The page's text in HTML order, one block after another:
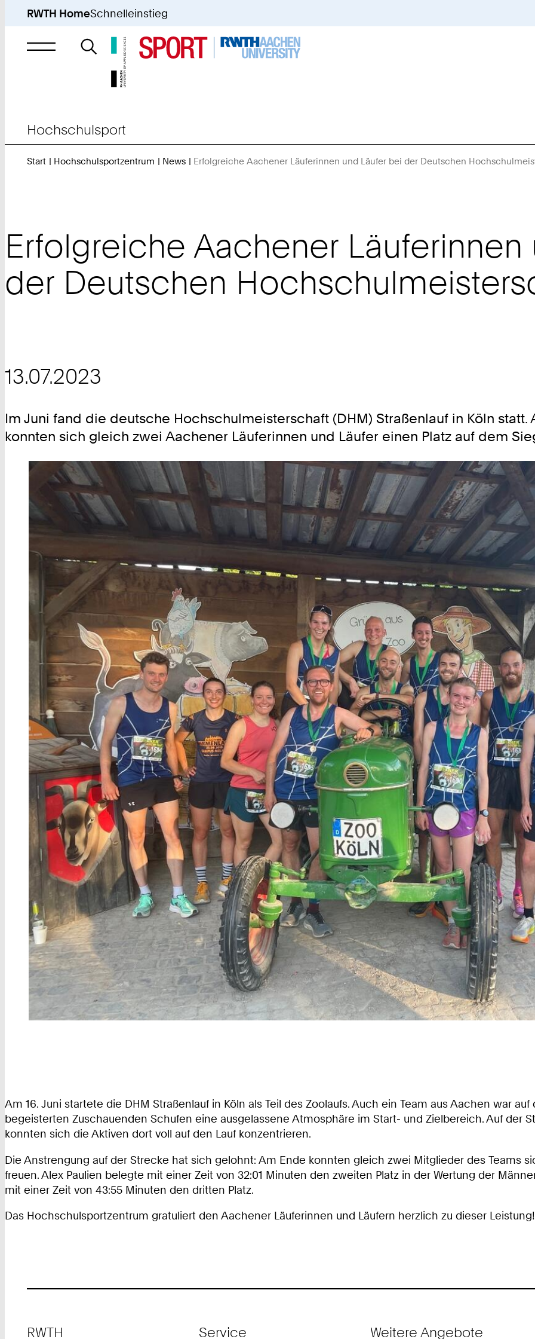
RWTH HomeSchnelleinstieg
Suche
nach
Hochschulsport
Start Hochschulsportzentrum News Erfolgreiche Aachener Läuferinnen und Läufer bei der Deutschen
Erfolgreiche Aachener Läuferinnen
der Deutschen
13.07.2023
Im Juni fand die deutsche Hochschulmeisterschaft (DHM) Straßenlauf in Köln
konnten sich gleich zwei Aachener Läuferinnen und Läufer einen Platz auf dem
Am 16. Juni startete die DHM Straßenlauf in Köln als Teil des Zoolaufs. Auch ein Team aus Aachen war
begeisterten Zuschauenden Schufen eine ausgelassene Atmosphäre im Start- und Zielbereich. Auf der
konnten sich die Aktiven dort voll auf den Lauf konzentrieren.
Die Anstrengung auf der Strecke hat sich gelohnt: Am Ende konnten gleich zwei Mitglieder des Teams
freuen. Alex Paulien belegte mit einer Zeit von 32:01 Minuten den zweiten Platz in der Wertung der
mit einer Zeit von 43:55 Minuten den dritten Platz.
Das Hochschulsportzentrum gratuliert den Aachener Läuferinnen und Läufern herzlich zu dieser Leistung!
RWTH Service Weitere Angebote